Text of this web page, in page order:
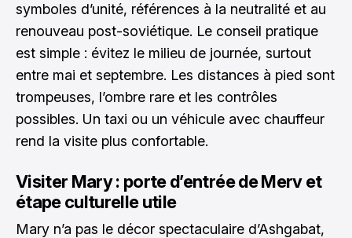
symboles d’unité, références à la neutralité et au
renouveau post-soviétique. Le conseil pratique
est simple : évitez le milieu de journée, surtout
entre mai et septembre. Les distances à pied sont
trompeuses, l’ombre rare et les contrôles
possibles. Un taxi ou un véhicule avec chauffeur
rend la visite plus confortable.
Visiter Mary : porte d’entrée de Merv et
étape culturelle utile
Mary n’a pas le décor spectaculaire d’Ashgabat,